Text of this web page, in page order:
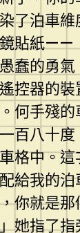
了泊車
貼紙——
蠢的勇
控器的
何手殘的
百八十
格中。
給我的
你就是
她指了